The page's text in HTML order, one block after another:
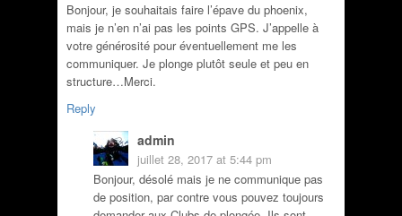
Bonjour, je souhaitais faire l’épave du phoenix,
mais je n’en n’ai pas les points GPS. J’appelle à
votre générosité pour éventuellement me les
communiquer. Je plonge plutôt seule et peu en
structure…Merci.
Reply
admin
juillet 28, 2017 at 5:44 pm
Bonjour, désolé mais je ne communique pas
de position, par contre vous pouvez toujours